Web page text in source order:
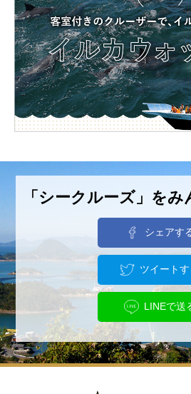
「シークルーズ」をみ
シェアす
ツイートす
LINEで送